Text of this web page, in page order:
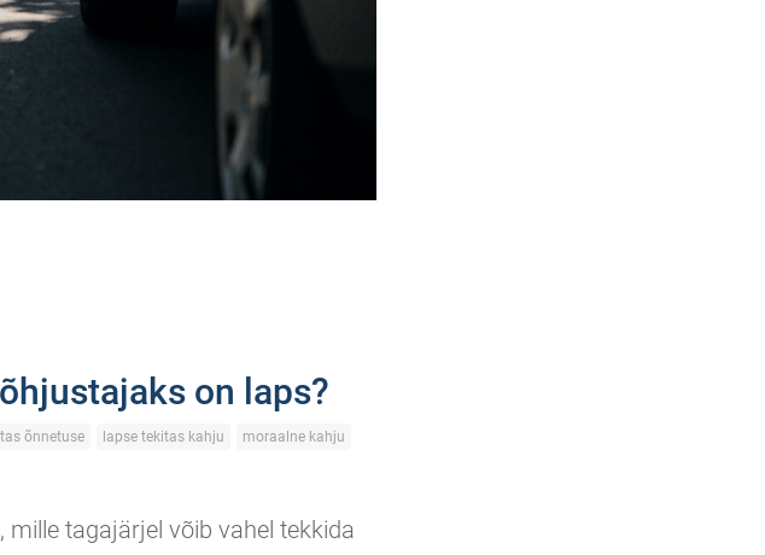
on laps?
õnnetuse lapse tekitas kahju
moraalne kahju
tagajärjel võib vahel tekkida